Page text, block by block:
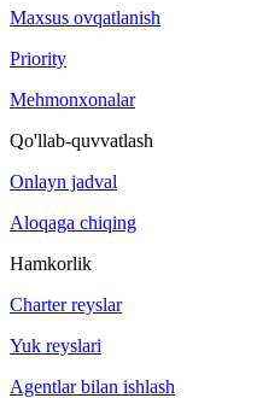
Maxsus ovqatlanish
Priority
Mehmonxonalar
Qo'llab-quvvatlash
Onlayn jadval
Aloqaga chiqing
Hamkorlik
Charter reyslar
Yuk reyslari
Agentlar bilan ishlash